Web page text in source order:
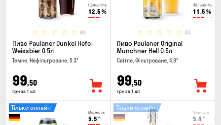
Щільність
12.5 %
(0)
Пиво Paulaner Dunkel Hefe-
Weissbier 0.5л
Темне, Нефільтроване, 5.3°
99,50
грн за 1 шт
Щільність
11.5 %
(0)
Пиво Paulaner Original
Munchner Hell 0.5л
Світле, Фільтроване, 4.9°
99,50
грн за 1 шт
Міцність
5.5 °
Тільки онлайн
Міцність
5.4 °
Тільки онлайн